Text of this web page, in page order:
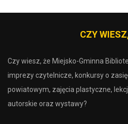
CZY
Czy wiesz, że Miejsko-Gminna
imprezy czytelnicze, konkursy o
powiatowym, zajęcia plastyczne,
autorskie oraz wystawy?